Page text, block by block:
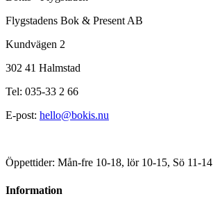
Flygstadens Bok & Present AB
Kundvägen 2
302 41 Halmstad
Tel: 035-33 2 66
E-post: hello@bokis.nu
Öppettider: Mån-fre 10-18, lör 10-15, Sö 11-14
Information